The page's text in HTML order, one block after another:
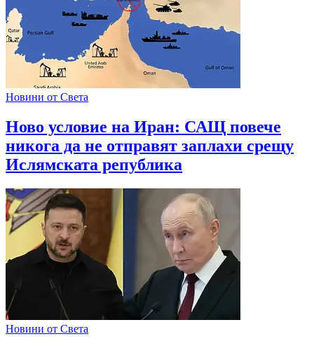
Новини от Света
Ново условие на Иран: САЩ повече
никога да не отправят заплахи срещу
Ислямската република
Новини от Света